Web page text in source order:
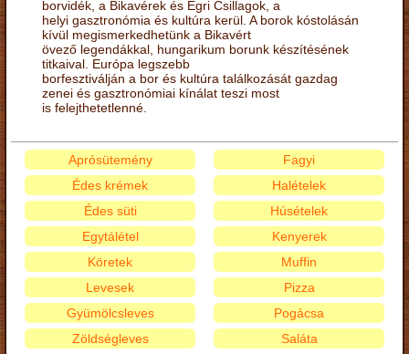
borvidék, a Bikavérek és Egri Csillagok, a
helyi gasztronómia és kultúra kerül. A borok kóstolásán
kívül megismerkedhetünk a Bikavért
övező legendákkal, hungarikum borunk készítésének
titkaival. Európa legszebb
borfesztiválján a bor és kultúra találkozását gazdag
zenei és gasztronómiai kínálat teszi most
is felejthetetlenné.
Aprósütemény
Édes krémek
Édes süti
Egytálétel
Fagyi
Halételek
Húsételek
Kenyerek
Köretek
Levesek
Gyümölcsleves
Zöldségleves
Muffin
Pizza
Pogácsa
Saláta